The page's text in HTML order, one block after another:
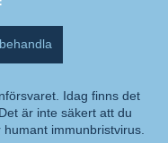
Idag finns det
är inte säkert att du
immunbristvirus.